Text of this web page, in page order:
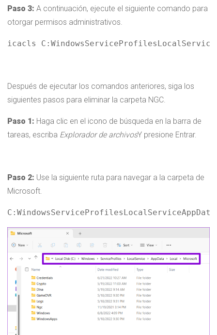
Paso 3: A continuación, ejecute el siguiente comando para
otorgar permisos administrativos.
icacls
Después de ejecutar los comandos anteriores, siga los
siguientes pasos para eliminar la carpeta NGC.
Paso 1: Haga clic en el icono de búsqueda en la barra de
tareas, escriba Explorador de archivosY presione Entrar.
Paso 2: Use la siguiente ruta para navegar a la carpeta de
Microsoft.